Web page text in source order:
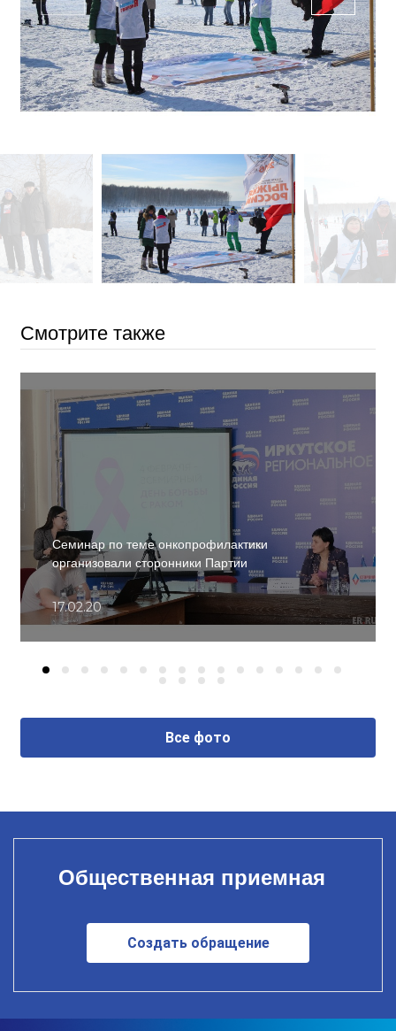
Смотрите также
Семинар по теме онкопрофилактики
организовали сторонники Партии
17.02.20
Все фото
Общественная приемная
Создать обращение